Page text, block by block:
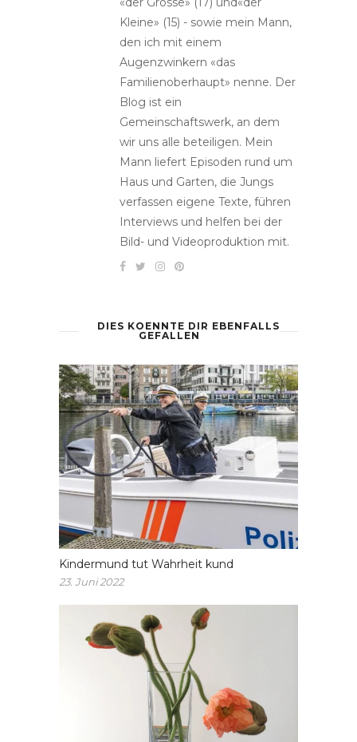
Kleine» (15) - sowie mein Mann,
den ich mit einem
Augenzwinkern «das
Familienoberhaupt» nenne. Der
Blog ist ein
Gemeinschaftswerk, an dem
wir uns alle beteiligen. Mein
Mann liefert Episoden rund um
Haus und Garten, die Jungs
verfassen eigene Texte, führen
Interviews und helfen bei der
Bild- und Videoproduktion mit.
DIES KOENNTE DIR EBENFALLS
GEFALLEN
Kindermund tut Wahrheit kund
23. Juni 2022